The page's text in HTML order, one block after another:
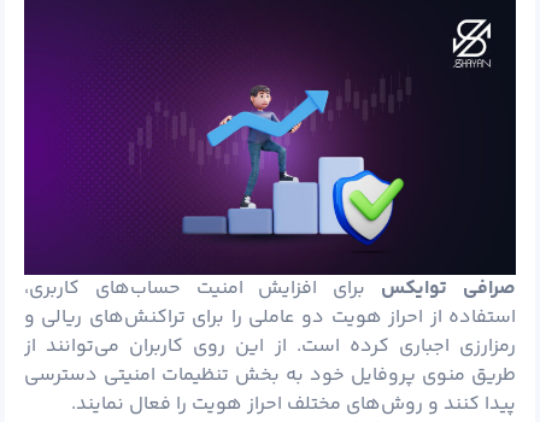
صرافی توایکس برای افزایش امنیت حساب‌های کاربری،
استفاده از احراز هویت دو عاملی را برای تراکنش‌های ریالی و
رمزارزی اجباری کرده است. از این روی کاربران می‌توانند از
طریق منوی پروفایل خود به بخش تنظیمات امنیتی دسترسی
پیدا کنند و روش‌های مختلف احراز هویت را فعال نمایند.